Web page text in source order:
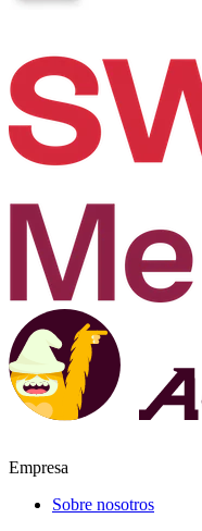
Empresa
Sobre nosotros